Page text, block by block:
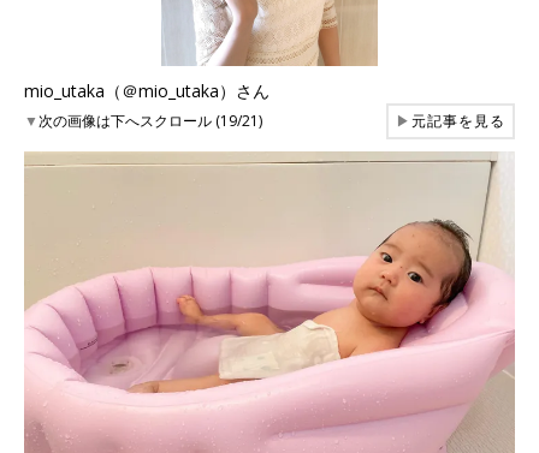
mio_utaka（＠mio_utaka）さん
▼次の画像は下へスクロール (19/21) ▶元記事を見る